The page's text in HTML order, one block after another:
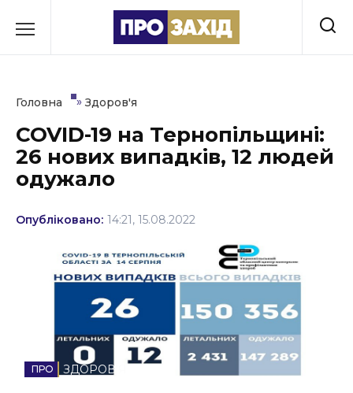
до
Культура
Освіта
Події
Політика
Спорт
Стиль життя
Головна » Здоров'я
COVID-19 на Тернопільщині:
26 нових випадків, 12 людей
одужало
Опубліковано: 14:21, 15.08.2022
ЗДОРОВ'Я